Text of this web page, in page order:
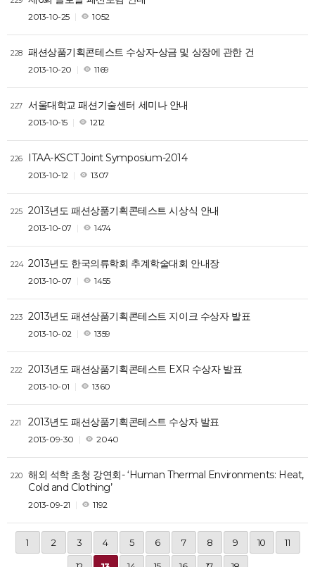
2013-10-25 1052
228 패션상품기획콘테스트 수상자-상금 및 상장에 관한 건
2013-10-20 1169
227 서울대학교 패션기술센터 세미나 안내
2013-10-15 1212
226 ITAA-KSCT Joint Symposium-2014
2013-10-12 1307
225 2013년도 패션상품기획콘테스트 시상식 안내
2013-10-07 1474
224 2013년도 한국의류학회 추계학술대회 안내장
2013-10-07 1455
223 2013년도 패션상품기획콘테스트 지이크 수상자 발표
2013-10-02 1359
222 2013년도 패션상품기획콘테스트 EXR 수상자 발표
2013-10-01 1360
221 2013년도 패션상품기획콘테스트 수상자 발표
2013-09-30 2040
220 해외 석학 초청 강연회- ‘Human Thermal Environments: Heat,
Cold and Clothing’
2013-09-21 1192
1 2 3 4 5 6 7 8 9 10 11